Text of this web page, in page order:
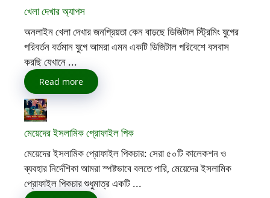
খেলা দেখার অ্যাপস
অনলাইন খেলা দেখার জনপ্রিয়তা কেন বাড়ছে ডিজিটাল স্ট্রিমিং যুগের
পরিবর্তন বর্তমান যুগে আমরা এমন একটি ডিজিটাল পরিবেশে বসবাস
করছি যেখানে ...
Read more
মেয়েদের ইসলামিক প্রোফাইল পিক
মেয়েদের ইসলামিক প্রোফাইল পিকচার: সেরা ৫০টি কালেকশন ও
ব্যবহার নির্দেশিকা আমরা স্পষ্টভাবে বলতে পারি, মেয়েদের ইসলামিক
প্রোফাইল পিকচার শুধুমাত্র একটি ...